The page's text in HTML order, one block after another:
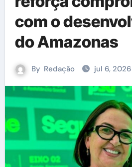
com o
do Amazonas
By Redação jul 6, 2026